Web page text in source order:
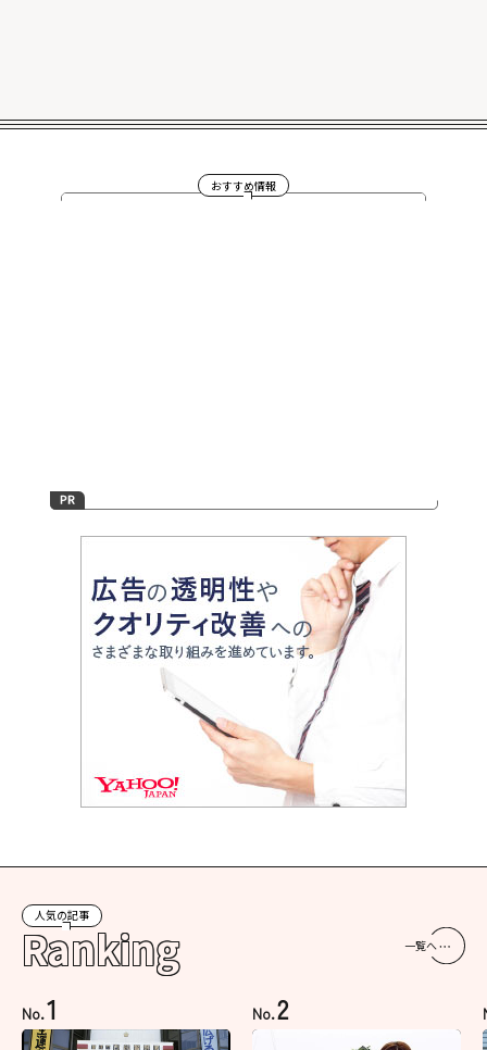
おすすめ情報
人気の記事
Ranking 一覧へ
No.1 No.2